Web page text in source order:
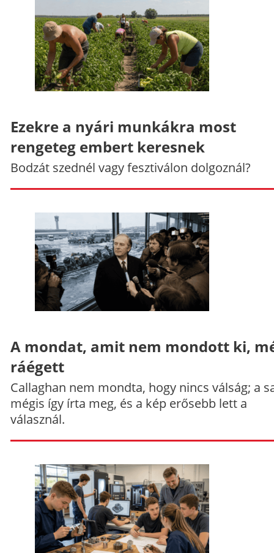
Ezekre a nyári munkákra most
rengeteg embert keresnek
Bodzát szednél vagy fesztiválon dolgoznál?
A mondat, amit nem mondott ki,
ráégett
Callaghan nem mondta, hogy nincs válság; a
mégis így írta meg, és a kép erősebb lett a
válasznál.